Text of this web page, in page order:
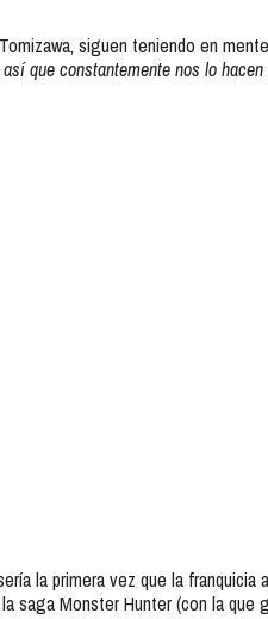
siguen teniendo en
que constantemente nos lo hacen
la primera vez que la
saga Monster Hunter (con la que